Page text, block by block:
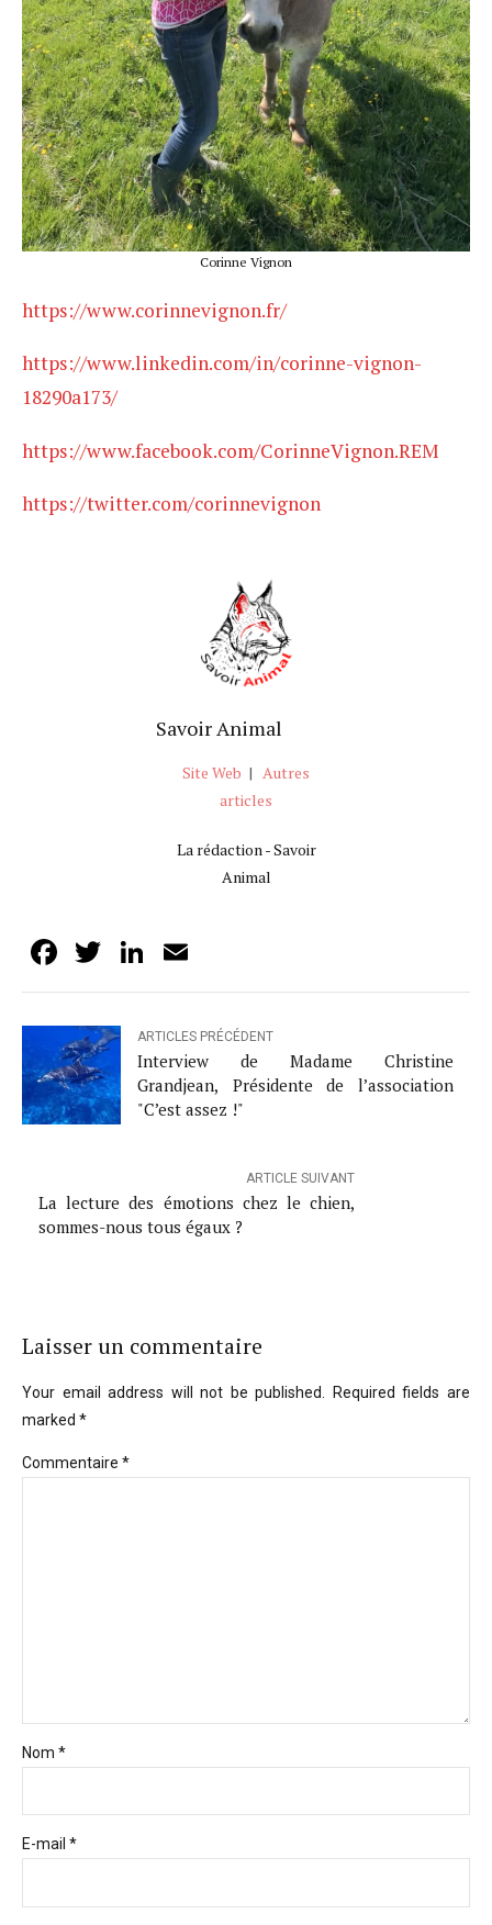
Corinne Vignon
https://www.corinnevignon.fr/
https://www.linkedin.com/in/corinne-vignon-
18290a173/
https://www.facebook.com/CorinneVignon.REM
https://twitter.com/corinnevignon
Savoir Animal
Site Web | Autres
articles
La rédaction - Savoir
Animal
Facebook
TwitterLinkedIn
ARTICLES PRÉCÉDENT
Interview de Madame Christine
Grandjean, Présidente de l’association
"C’est assez !"
ARTICLE SUIVANT
La lecture des émotions chez le chien,
sommes-nous tous égaux ?
Laisser un commentaire
Your email address will not be published. Required fields are
marked *
Commentaire *
Nom *
E-mail *